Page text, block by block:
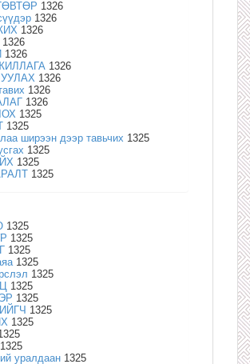
1326
1326
1326
1326
1326
1326
1326
1326
1326
1325
1325
ширээн дээр тавьчих 1325
1325
1325
1325
1325
1325
1325
1325
1325
1325
1325
1325
1325
1325
уралдаан 1325